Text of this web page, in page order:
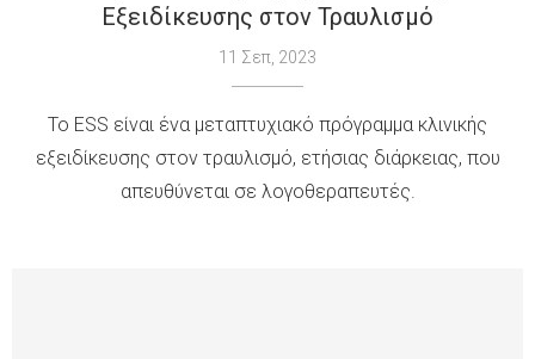
Εξειδίκευσης στον Τραυλισμό
11 Σεπ, 2023
Το ESS είναι ένα μεταπτυχιακό πρόγραμμα κλινικής
εξειδίκευσης στον τραυλισμό, ετήσιας διάρκειας, που
απευθύνεται σε λογοθεραπευτές.